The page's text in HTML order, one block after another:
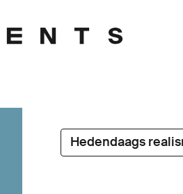
Hedendaags